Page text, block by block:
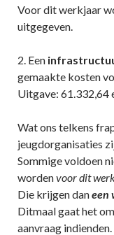
Voor dit werkjaar
uitgegeven.
2. Een
gemaakte kosten
Uitgave: 61.332,64
Wat ons telkens
jeugdorganisaties
Sommige voldoen
wordenvoor dit
Die krijgen daneen
Ditmaal gaat het
aanvraag